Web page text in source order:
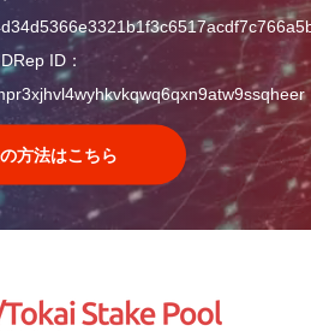
DRep ID：
方法はこちら